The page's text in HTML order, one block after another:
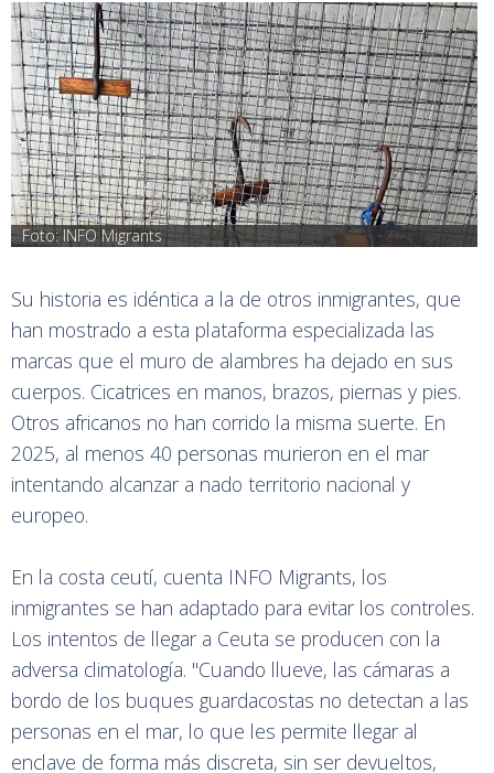
Foto: INFO Migrants
Su historia es idéntica a la de otros inmigrantes, que
han mostrado a esta plataforma especializada las
marcas que el muro de alambres ha dejado en sus
cuerpos. Cicatrices en manos, brazos, piernas y pies.
Otros africanos no han corrido la misma suerte. En
2025, al menos 40 personas murieron en el mar
intentando alcanzar a nado territorio nacional y
europeo.
En la costa ceutí, cuenta INFO Migrants, los
inmigrantes se han adaptado para evitar los controles.
Los intentos de llegar a Ceuta se producen con la
adversa climatología. "Cuando llueve, las cámaras a
bordo de los buques guardacostas no detectan a las
personas en el mar, lo que les permite llegar al
enclave de forma más discreta, sin ser devueltos,